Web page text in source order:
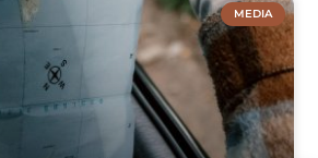
MEDIA